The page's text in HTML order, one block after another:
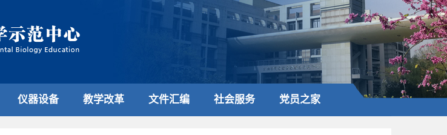
仪器设备 教学改革 文件汇编 社会服务 党员之家